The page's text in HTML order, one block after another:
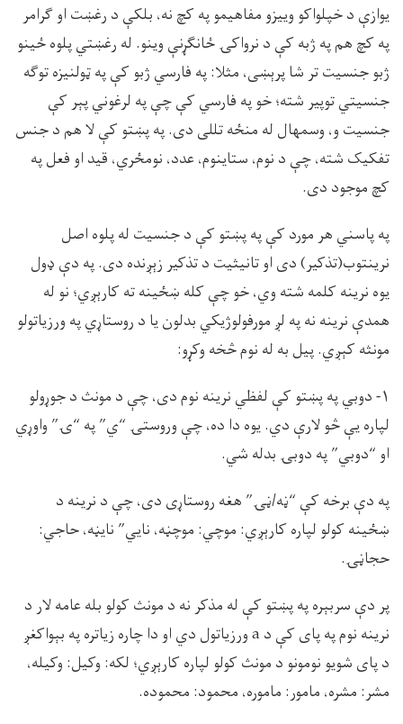
يوازې د خپلواکو وييزو مفاهيمو په کچ نه، بلکې د رغښت او ګرامر
په کچ هم په ژبه کې د نرواکۍ ځانګړنې وينو. له رغښتي پلوه ځينو
ژبو جنسيت تر شا پرېښى، مثلا: په فارسي ژبو کې په ټولنيزه توګه
جنسيتي توپير شته؛ خو په فارسي کې چې په لرغوني پېر کې
جنسيت و، وسمهال له منځه تللى دى. په پښتو کې لا هم د جنس
تفکيک شته، چې د نوم، ستاينوم، عدد، نومځري، قيد او فعل په
کچ موجود دى.
په پاسني هر مورد کې په پښتو کې د جنسيت له پلوه اصل
نرينتوب(تذکير) دى او تانيثيت د تذکير زېږنده دى. په دې ډول
يوه نرينه کلمه شته وي، خو چې کله ښځينه ته کارېږي؛ نو له
همدې نرينه نه په لږ مورفولوژيکي بدلون يا د روستاړي په ورزياتولو
مونثه کېږي. پيل به له نوم څخه وکړو:
۱- دوبي په پښتو کې لفظي نرينه نوم دى، چې د مونث د جوړولو
لپاره يې څو لارې دي. يوه دا ده، چې وروستۍ “ي” په “ۍ” واوړي
او “دوبي” په دوبۍ بدله شي.
په دې برخه کې “ڼه/ڼۍ” هغه روستاړى دى، چې د نرينه د
ښځينه کولو لپاره کارېږي: موچي: موچڼه، نايي” نايڼه، حاجي:
حجاڼۍ.
پر دې سربېره په پښتو کې له مذکر نه د مونث کولو بله عامه لار د
نرينه نوم په پاى کې د a ورزياتول دي او دا چاره زياتره په بېواکغږ
د پاى شويو نومونو د مونث کولو لپاره کارېږي؛ لکه: وکيل: وکيله،
مشر: مشره، مامور: ماموره، محمود: محموده.